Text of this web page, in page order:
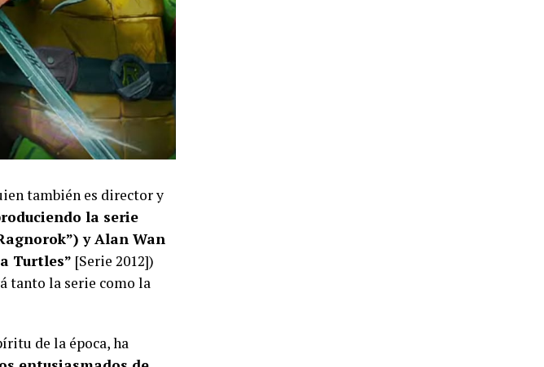
también es director y
la serie
y Alan Wan
Turtles” [Serie 2012])
tanto la serie como la
de la época, ha